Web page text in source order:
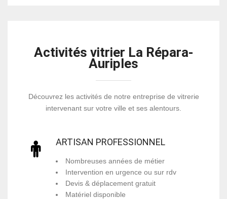
Activités vitrier La Répara-
Auriples
Découvrez les activités de notre entreprise de vitrerie
intervenant sur votre ville et ses alentours.
ARTISAN PROFESSIONNEL
Nombreuses années de métier
Intervention en urgence ou sur rdv
Devis & déplacement gratuit
Matériel disponible